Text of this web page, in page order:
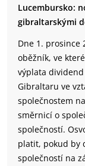
Lucembursko:
gibraltarskými
Dne 1. prosince
oběžník, ve
výplata
Gibraltaru ve
společnostem
směrnicí o
společností.
platit, pokud by
společností na